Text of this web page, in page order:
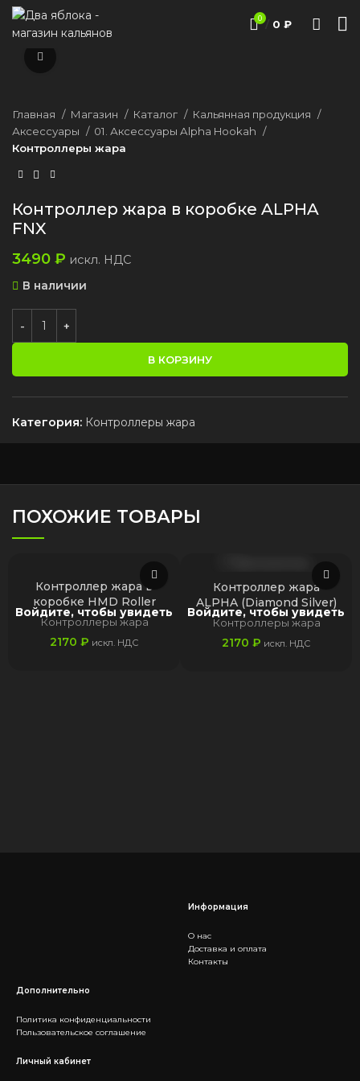
0 / 0 ₽
Главная Магазин Каталог
Кальянная продукция
Аксессуары
01. Аксессуары Alpha Hookah
Контроллеры жара
Контроллер жара в коробке ALPHA
FNX
3490 ₽ искл. НДС
В наличии
В КОРЗИНУ
Категория: Контроллеры жара
ПОХОЖИЕ ТОВАРЫ
Войдите, чтобы увидеть
Контроллер жара в
коробке HMD Roller
Контроллеры жара
2170 ₽ искл. НДС
Войдите, чтобы увидеть
Контроллер жара
ALPHA (Diamond Silver)
Контроллеры жара
2170 ₽ искл. НДС
Информация
О нас
Доставка и оплата
Контакты
Дополнительно
Политика конфиденциальности
Пользовательское соглашение
Личный кабинет